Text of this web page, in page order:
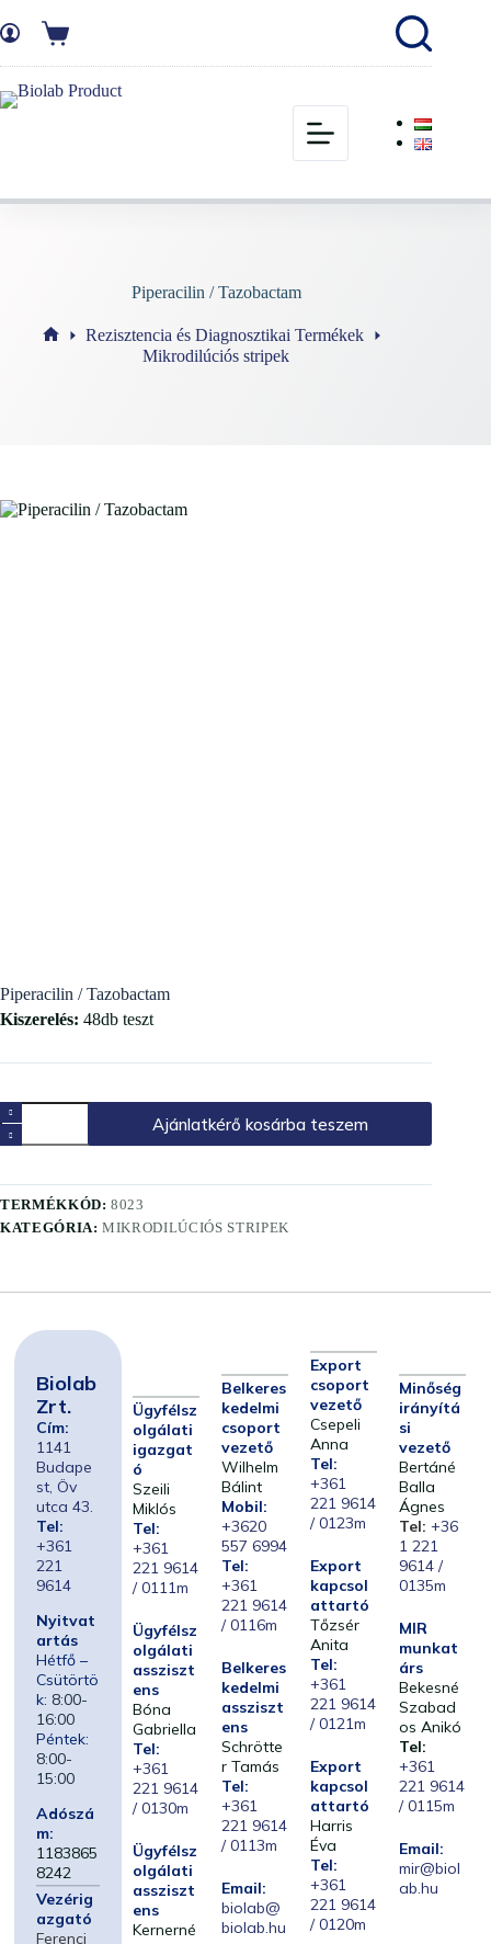
Piperacilin / Tazobactam
Rezisztencia és Diagnosztikai Termékek
Mikrodilúciós stripek
Piperacilin / Tazobactam
Kiszerelés: 48db teszt
Ajánlatkérő kosárba teszem
TERMÉKKÓD:8023
KATEGÓRIA:MIKRODILÚCIÓS STRIPEK
Biolab
Zrt.
Cím:
1141
Budape
st, Öv
utca 43.
Tel:
+361
221
9614
Nyitvat
artás
Hétfő –
Csütörtö
k: 8:00-
16:00
Péntek:
8:00-
15:00
Adószá
m:
1183865
8242
Vezérig
azgató
Ferenci
Ügyfélsz
olgálati
igazgat
ó
Szeili
Miklós
Tel:
+361
221 9614
/ 0111m
Ügyfélsz
olgálati
assziszt
ens
Bóna
Gabriella
Tel:
+361
221 9614
/ 0130m
Ügyfélsz
olgálati
assziszt
ens
Kernerné
Belkeres
kedelmi
csoport
vezető
Wilhelm
Bálint
Mobil:
+3620
557 6994
Tel:
+361
221 9614
/ 0116m
Belkeres
kedelmi
assziszt
ens
Schrötte
r Tamás
Tel:
+361
221 9614
/ 0113m
Email:
biolab@
biolab.hu
Export
csoport
vezető
Csepeli
Anna
Tel:
+361
221 9614
/ 0123m
Export
kapcsol
attartó
Tőzsér
Anita
Tel:
+361
221 9614
/ 0121m
Export
kapcsol
attartó
Harris
Éva
Tel:
+361
221 9614
/ 0120m
Minőség
irányítá
si
vezető
Bertáné
Balla
Ágnes
Tel: +36
1 221
9614 /
0135m
MIR
munkat
árs
Bekesné
Szabad
os Anikó
Tel:
+361
221 9614
/ 0115m
Email:
mir@biol
ab.hu